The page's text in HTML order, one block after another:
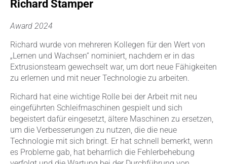
Richard Stamper
Award 2024
Richard wurde von mehreren Kollegen für den Wert von
„Lernen und Wachsen“ nominiert, nachdem er in das
Extrusionsteam gewechselt war, um dort neue Fähigkeiten
zu erlernen und mit neuer Technologie zu arbeiten.
Richard hat eine wichtige Rolle bei der Arbeit mit neu
eingeführten Schleifmaschinen gespielt und sich
begeistert dafür eingesetzt, ältere Maschinen zu ersetzen,
um die Verbesserungen zu nutzen, die die neue
Technologie mit sich bringt. Er hat schnell bemerkt, wenn
es Probleme gab, hat beharrlich die Fehlerbehebung